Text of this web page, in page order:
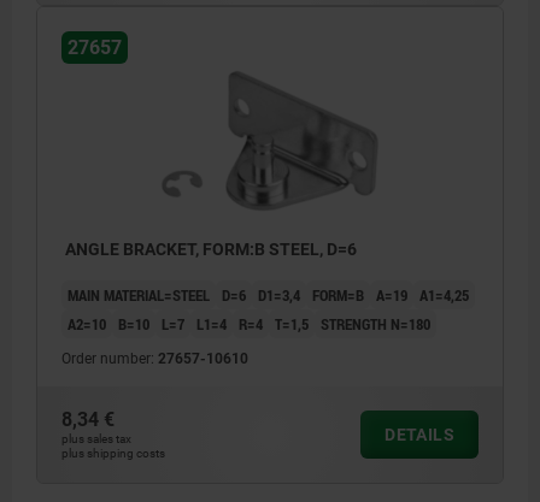
27657
ANGLE BRACKET, FORM:B STEEL, D=6
MAIN MATERIAL=STEEL D=6 D1=3,4 FORM=B A=19 A1=4,25
A2=10
B=10 L=7 L1=4 R=4 T=1,5 STRENGTH N=180
Order number: 27657-10610
8,34 €
plus sales tax
plus shipping costs
DETAILS